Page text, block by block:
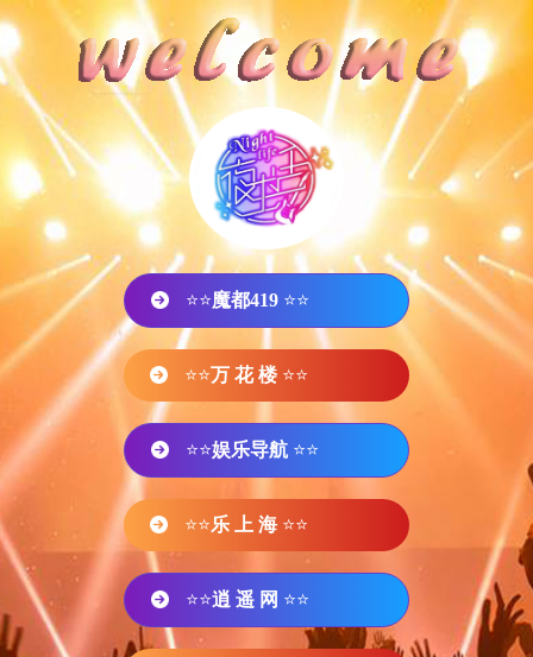
⭐⭐魔都419 ⭐⭐
⭐⭐万 花 楼 ⭐⭐
⭐⭐娱乐导航 ⭐⭐
⭐⭐乐 上 海 ⭐⭐
⭐⭐逍 遥 网 ⭐⭐